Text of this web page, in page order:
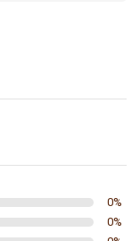
0%
0%